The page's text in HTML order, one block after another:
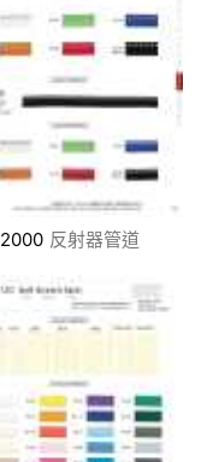
2000 反射器管道